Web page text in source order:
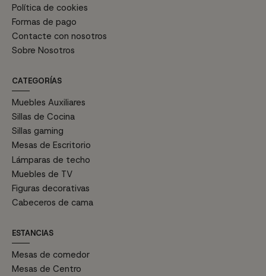
Política de cookies
Formas de pago
Contacte con nosotros
Sobre Nosotros
CATEGORÍAS
Muebles Auxiliares
Sillas de Cocina
Sillas gaming
Mesas de Escritorio
Lámparas de techo
Muebles de TV
Figuras decorativas
Cabeceros de cama
ESTANCIAS
Mesas de comedor
Mesas de Centro